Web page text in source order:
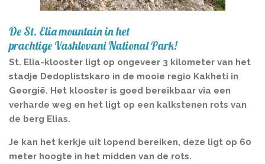
De St. Elia mountain in het
prachtige Vashlovani National Park!
St. Elia-klooster ligt op ongeveer 3 kilometer van het
stadje Dedoplistskaro in de mooie regio Kakheti in
Georgië. Het klooster is goed bereikbaar via een
verharde weg en het ligt op een kalkstenen rots van
de berg Elias.
Je kan het kerkje uit lopend bereiken, deze ligt op 60
meter hoogte in het midden van de rots.